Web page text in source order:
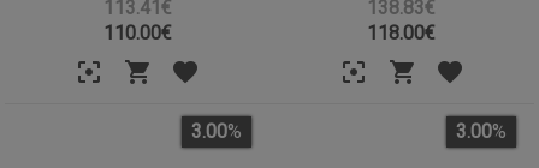
113.41€
110.00€
138.83€
118.00€
3.00% 3.00%